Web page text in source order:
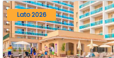
Lato 2026